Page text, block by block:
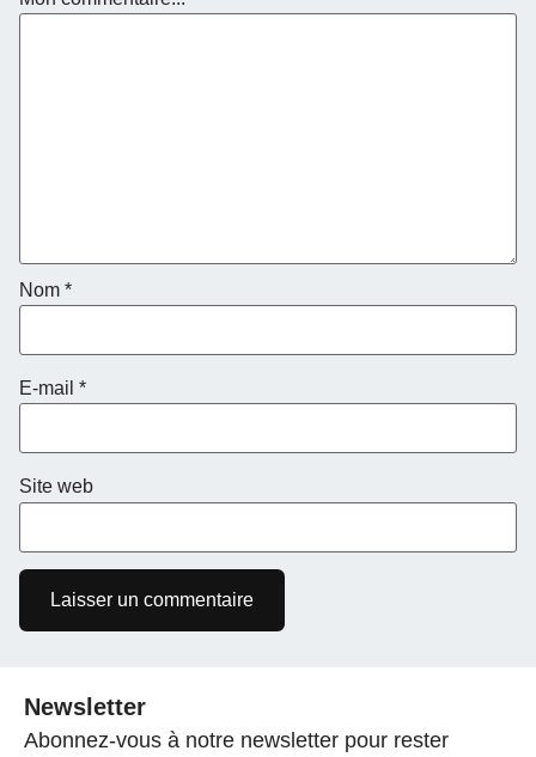
Nom *
E-mail *
Site web
Newsletter
Abonnez-vous à notre newsletter pour rester